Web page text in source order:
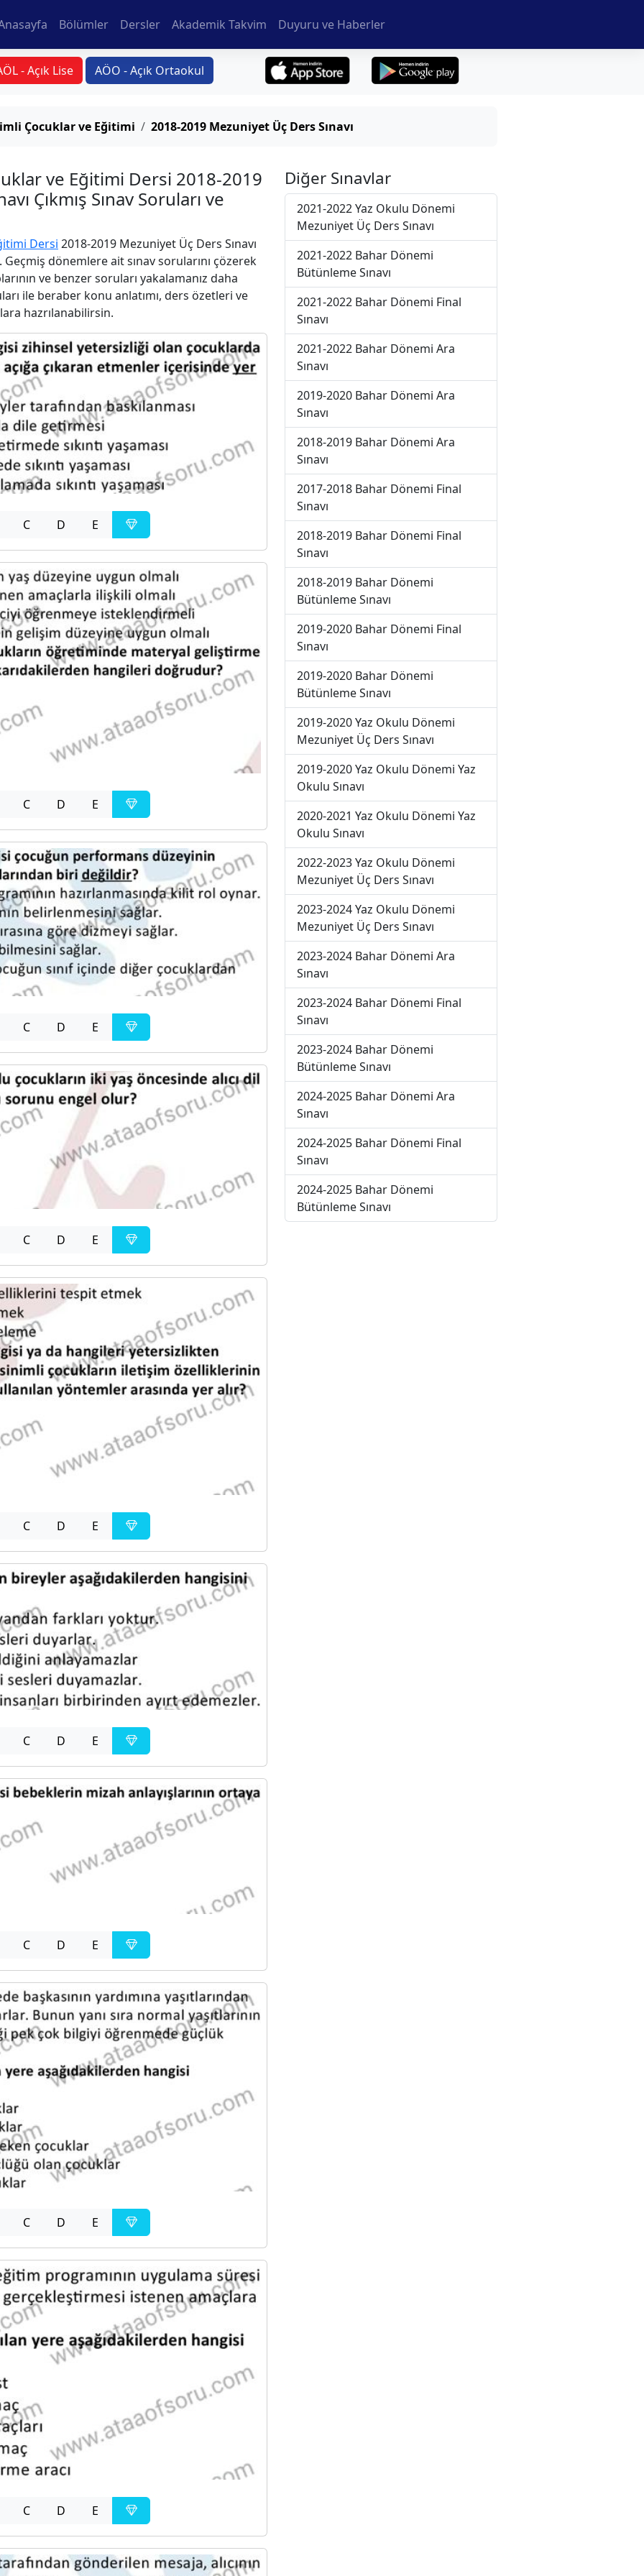
Bölümler Dersler Akademik Takvim Duyuru ve Haberler
- Açık Lise AÖO - Açık Ortaokul
Çocuklar ve Eğitimi 2018-2019 Mezuniyet Üç Ders Sınavı
ve Eğitimi Dersi 2018-2019
Çıkmış Sınav Soruları ve
Dersi 2018-2019 Mezuniyet Üç Ders Sınavı
Geçmiş dönemlere ait sınav sorularını çözerek
ve benzer soruları yakalamanız daha
ile beraber konu anlatımı, ders özetleri ve
hazrılanabilirsin.
C D E
C D E
C D E
C D E
C D E
C D E
C D E
C D E
C D E
Diğer Sınavlar
2021-2022 Yaz Okulu Dönemi
Mezuniyet Üç Ders Sınavı
2021-2022 Bahar Dönemi
Bütünleme Sınavı
2021-2022 Bahar Dönemi Final
Sınavı
2021-2022 Bahar Dönemi Ara
Sınavı
2019-2020 Bahar Dönemi Ara
Sınavı
2018-2019 Bahar Dönemi Ara
Sınavı
2017-2018 Bahar Dönemi Final
Sınavı
2018-2019 Bahar Dönemi Final
Sınavı
2018-2019 Bahar Dönemi
Bütünleme Sınavı
2019-2020 Bahar Dönemi Final
Sınavı
2019-2020 Bahar Dönemi
Bütünleme Sınavı
2019-2020 Yaz Okulu Dönemi
Mezuniyet Üç Ders Sınavı
2019-2020 Yaz Okulu Dönemi Yaz
Okulu Sınavı
2020-2021 Yaz Okulu Dönemi Yaz
Okulu Sınavı
2022-2023 Yaz Okulu Dönemi
Mezuniyet Üç Ders Sınavı
2023-2024 Yaz Okulu Dönemi
Mezuniyet Üç Ders Sınavı
2023-2024 Bahar Dönemi Ara
Sınavı
2023-2024 Bahar Dönemi Final
Sınavı
2023-2024 Bahar Dönemi
Bütünleme Sınavı
2024-2025 Bahar Dönemi Ara
Sınavı
2024-2025 Bahar Dönemi Final
Sınavı
2024-2025 Bahar Dönemi
Bütünleme Sınavı